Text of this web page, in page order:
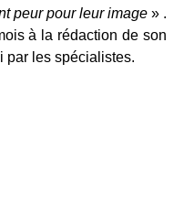
peur pour leur image » .
à la rédaction de son
par les spécialistes.